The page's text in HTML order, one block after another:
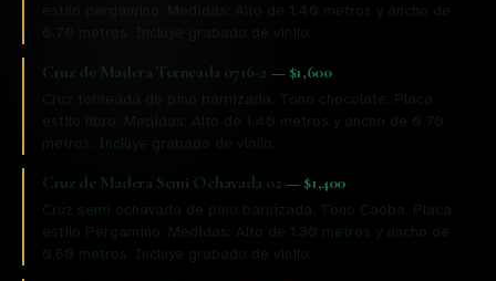
estilo pergamino. Medidas: Alto de 1.40 metros y ancho de
0.70 metros. Incluye grabado de vinilo.
Cruz de Madera Torneada 0716-2 — $1,600
Cruz torneada de pino barnizada. Tono chocolate. Placa
estilo libro. Medidas: Alto de 1.40 metros y ancho de 0.70
metros. Incluye grabado de vinilo.
Cruz de Madera Semi Ochavada 02 — $1,400
Cruz semi ochavada de pino barnizada. Tono Caoba. Placa
estilo Pergamino. Medidas: Alto de 1.30 metros y ancho de
0.60 metros. Incluye grabado de vinilo.